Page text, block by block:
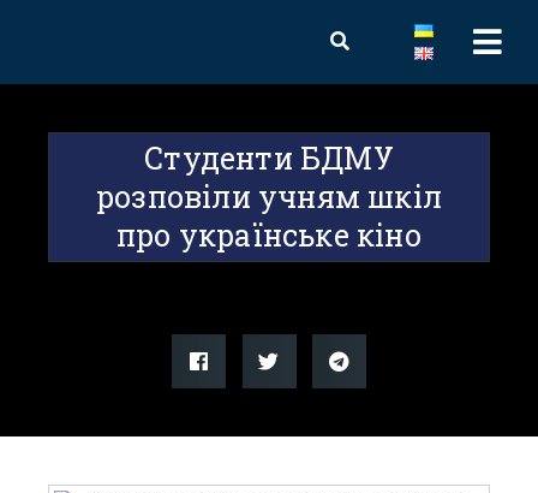
Студенти БДМУ
розповіли учням шкіл
про українське кіно